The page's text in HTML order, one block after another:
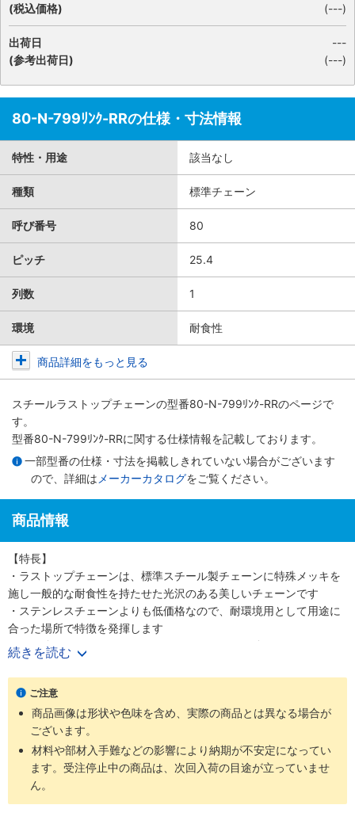
(税込価格)
(---)
出荷日
(参考出荷日)
---
(---)
80-N-799ﾘﾝｸ-RRの仕様・寸法情報
特性・用途 該当なし
種類 標準チェーン
呼び番号 80
ピッチ 25.4
列数 1
環境 耐食性
商品詳細をもっと見る
スチールラストップチェーンの型番80-N-799ﾘﾝｸ-RRのページで
す。
型番80-N-799ﾘﾝｸ-RRに関する仕様情報を記載しております。
一部型番の仕様・寸法を掲載しきれていない場合がございます
ので、詳細は メーカーカタログをご覧ください。
商品情報
【特長】
・ラストップチェーンは、標準スチール製チェーンに特殊メッキを
施し一般的な耐食性を持たせた光沢のある美しいチェーンです
・ステンレスチェーンよりも低価格なので、耐環境用として用途に
合った場所で特徴を発揮します
・引張強さについてはステンレスチェーンよりも強いです
【用途】
・ラストップチェーンはほとんどのローラチェーン、ニバイピッチ
等のアタッチメント付チェーンにも適用可能です
・耐環境用として軽い腐食環境にさらされる屋外使用に最適です
続きを読む
ご注意
商品画像は形状や色味を含め、実際の商品とは異なる場合が
ございます。
材料や部材入手難などの影響により納期が不安定になってい
ます。受注停止中の商品は、次回入荷の目途が立っていませ
ん。